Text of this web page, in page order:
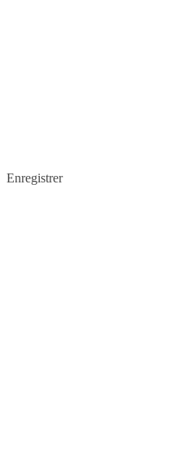
Enregistrer